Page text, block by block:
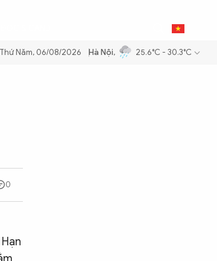
bảo an ninh năng lượng quốc gia Thực hiện Nghị
Thứ Năm, 06/08/2026 Hà Nội, 25.6°C - 30.3°C
0